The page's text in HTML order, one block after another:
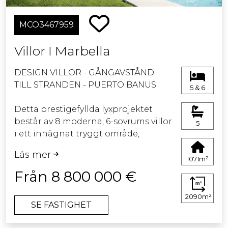
MCO3467959
Villor I Marbella
DESIGN VILLOR - GÅNGAVSTÅND
TILL STRANDEN - PUERTO BANUS
Detta prestigefyllda lyxprojektet
består av 8 moderna, 6-sovrums villor
i ett inhägnat tryggt område,
Puerto Banus, inom gångavstånd till
stranden och den vackra marinan.
Marbella ligger med bara en 5
minuters bilresa.
Läs mer
Från 8 800 000 €
SE FASTIGHET
5 & 6
5
1071m²
2090m²